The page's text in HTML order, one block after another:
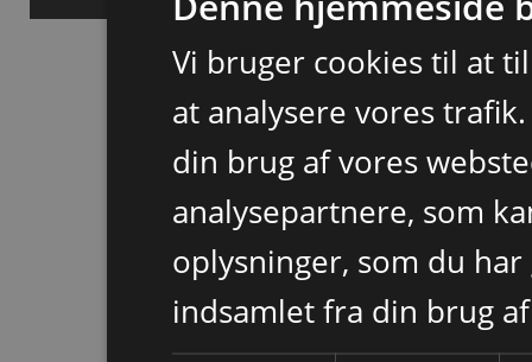
Vi bruger cookies til at
at analysere vores
din brug af vores
analysepartnere, som
oplysninger, som du
indsamlet fra din brug